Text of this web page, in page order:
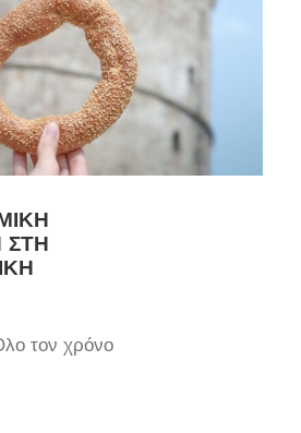
ΣΤΗ
τον χρόνο